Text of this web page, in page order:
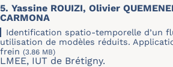
5. Yassine ROUIZI, Olivier
CARMONA
Identification spatio-temporelle d’un
utilisation de modèles réduits.
frein (3.86 MB)
LMEE, IUT de Brétigny.